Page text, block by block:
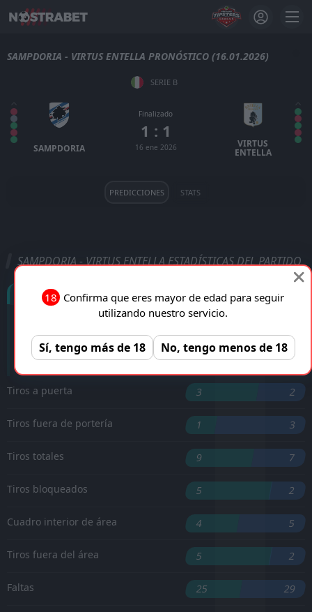
SAMPDORIA - VIRTUS ENTELLA PRONÓSTICO (16.01.2026)
SERIE B
SAMPDORIA
Finalizado
1 : 1
16 ene 2026 VIRTUS
ENTELLA
PREDICCIONES STATS
SAMPDORIA - VIRTUS ENTELLA ESTADÍSTICAS DEL PARTIDO
Goles
L. Parodi '74 ︎
Tiros a puerta 3 2
Tiros fuera de portería 1 3
Tiros totales 9 7
Tiros bloqueados 5 2
Cuadro interior de área 4 5
Tiros fuera del área 5 2
Faltas 25 29
18 Confirma que eres mayor de edad para seguir
utilizando nuestro servicio.
Sí, tengo más de 18 No, tengo menos de 18